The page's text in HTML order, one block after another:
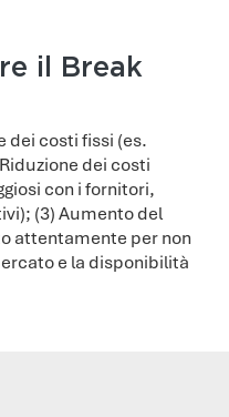
il Break
dei costi fissi (es.
dei costi
con i fornitori,
(3) Aumento del
attentamente per non
e la disponibilità